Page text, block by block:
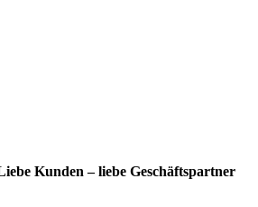
Kunden – liebe Geschäftspartner